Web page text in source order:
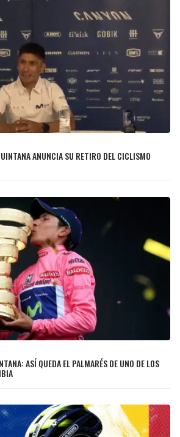
ANUNCIA SU RETIRO DEL CICLISMO
ASÍ QUEDA EL PALMARÉS DE UNO DE LOS